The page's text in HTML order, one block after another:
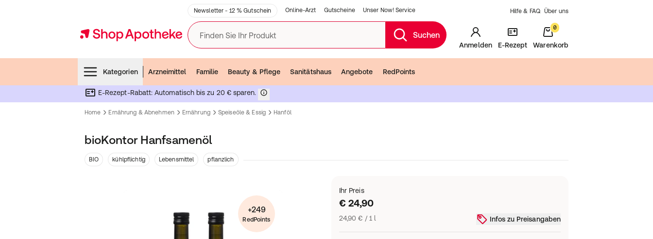
Newsletter - 12 % Gutschein Online-Arzt Gutscheine Unser Now! Service Hilfe & FAQ Über uns
Finden Sie Ihr Produkt Suchen
Anmelden E-Rezept
0
Warenkorb
Kategorien
Arzneimittel Familie Beauty & Pflege Sanitätshaus Angebote RedPoints
E-Rezept-Rabatt: Automatisch bis zu 20 € sparen.
Home Ernährung & Abnehmen Ernährung Speiseöle & Essig Hanföl
bioKontor Hanfsamenöl
BIO kühlpflichtig Lebensmittel pflanzlich
+249
RedPoints
Ihr Preis
€ 24,90
24,90 € / 1 l Infos zu Preisangaben